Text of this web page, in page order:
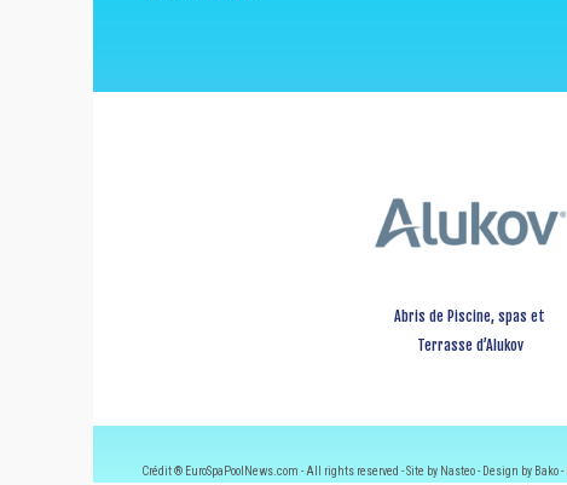
Abris de Piscine, spas et
Terrasse d’Alukov
Crédit ® EuroSpaPoolNews.com - All rights reserved - Site by Nasteo - Design by Bako -